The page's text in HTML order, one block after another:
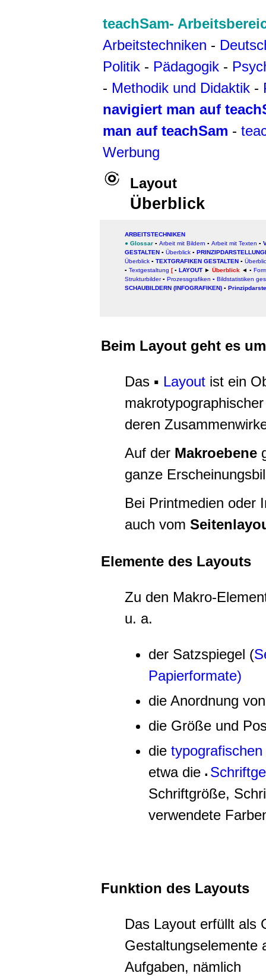
teachSam-
Arbeitstechniken -
Politik - Pädagogik -
- Methodik und Didaktik -
navigiert man auf
man auf teachSam -
Werbung
Layout
Überblick
ARBEITSTECHNIKEN
● Glossar ▪ Arbeit mit Bildern ▪ Arbeit mit Texten ▪
GESTALTEN ▪ Überblick ▪
Überblick ▪ TEXTGRAFIKEN GESTALTEN ▪
▪ Textgestaltung [ ▪ LAYOUT ► Überblick ◄ ▪
Strukturbilder▪ Prozessgrafiken ▪ Bildstatistiken
SCHAUBILDERN (INFOGRAFIKEN) ▪
Beim Layout geht es
Das ▪ Layout ist ein
deren
Auf der Makroebene
ganze
Bei Printmedien oder
auch vom
Elemente des Layouts
Zu den Makro-
u. a.
der Satzspiegel (
Papierformate)
die Anordnung
die Größe und
die typografischen
etwa die ▪
Schriftgröße,
verwendete
Funktion des Layouts
Das Layout erfüllt als
Gestaltungselemente
Aufgaben, nämlich